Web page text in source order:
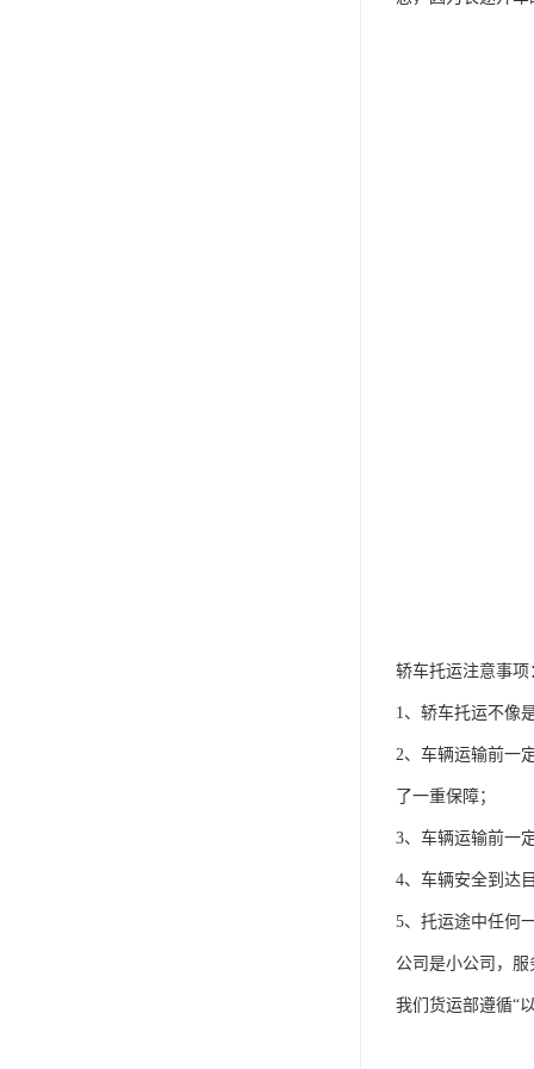
轿车托运注意事项
1、轿车托运不像
2、车辆运输前一
了一重保障；
3、车辆运输前一
4、车辆安全到达
5、托运途中任何
公司是小公司，
我们货运部遵循“